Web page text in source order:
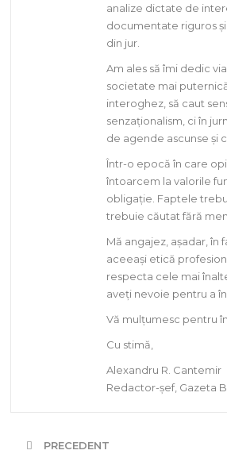
analize dictate de
documentate riguros
din jur.
Am ales să îmi dedic
societate mai
interoghez, să caut
senzaționalism, ci în
de agende ascunse și
Într-o epocă în care
întoarcem la valorile
obligație. Faptele
trebuie căutat fără
Mă angajez, așadar,
aceeași etică
respecta cele mai
aveți nevoie pentru a
Vă mulțumesc pentru
Cu stimă,
Alexandru R. Cantemir
Redactor-șef, Gazeta
PRECEDENT